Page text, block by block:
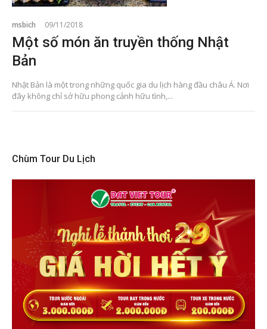
msbich 09/11/2018
Một số món ăn truyền thống Nhật
Bản
Nhật Bản là một trong những quốc gia du lịch hàng đầu châu Á. Nơi
đây không chỉ sở hữu phong cảnh hữu tình,...
Chùm Tour Du Lịch